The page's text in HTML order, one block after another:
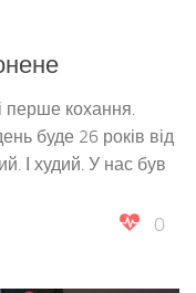
перше кохання.
буде 26 років від
І худий. У нас був
0